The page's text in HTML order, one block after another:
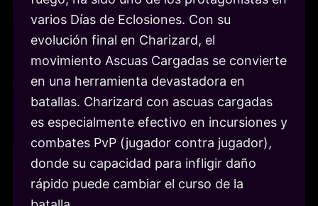
varios Días de Eclosiones. Con su
evolución final en Charizard, el
movimiento Ascuas Cargadas se convierte
en una herramienta devastadora en
batallas. Charizard con ascuas cargadas
es especialmente efectivo en incursiones y
combates PvP (jugador contra jugador),
donde su capacidad para infligir daño
rápido puede cambiar el curso de la